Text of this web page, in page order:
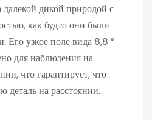
далекой дикой природой с
как будто они были
Его узкое поле вида 8,8 °
для наблюдения на
что гарантирует, что
деталь на расстоянии.